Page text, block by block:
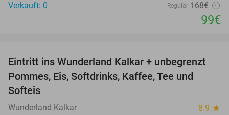
Verkauft: 0
Regulär 168€
99€
32%
Eintritt ins Wunderland Kalkar + unbegrenzt
Pommes, Eis, Softdrinks, Kaffee, Tee und
Softeis
Wunderland Kalkar 8.9 star